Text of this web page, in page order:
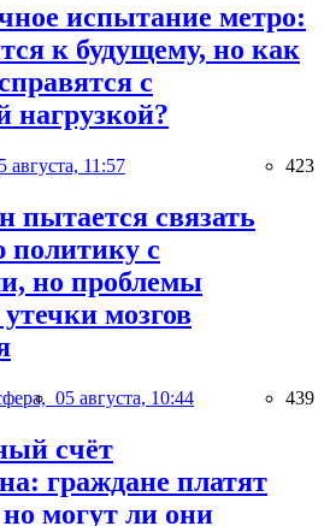
испытание метро:
к будущему, но как
с
нагрузкой?
августа, 11:57 423
пытается связать
с
но проблемы
мозгов
05 августа, 10:44 439
счёт
граждане платят
могут ли они